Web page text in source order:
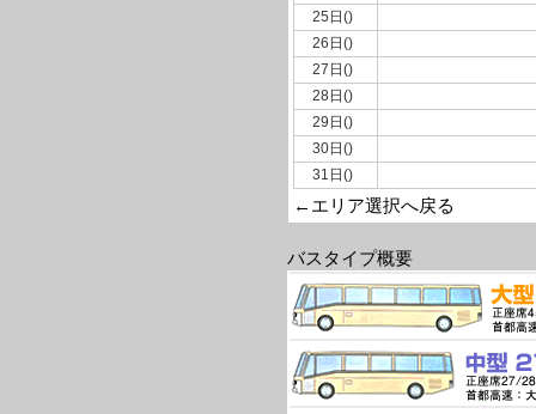
25日()
26日()
27日()
28日()
29日()
30日()
31日()
←エリア選択へ戻る
バスタイプ概要